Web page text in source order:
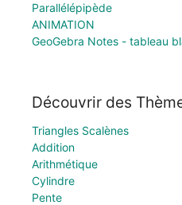
Parallélépipède
ANIMATION
GeoGebra Notes - tableau
Découvrir des
Triangles Scalènes
Addition
Arithmétique
Cylindre
Pente